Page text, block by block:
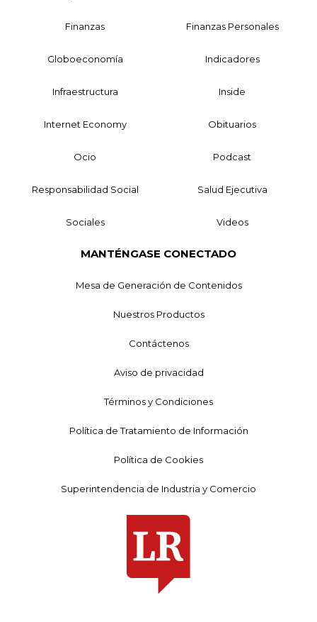
Finanzas Finanzas Personales
Globoeconomía Indicadores
Infraestructura Inside
Internet Economy Obituarios
Ocio Podcast
Responsabilidad Social Salud Ejecutiva
Sociales Videos
MANTÉNGASE CONECTADO
Mesa de Generación de Contenidos
Nuestros Productos
Contáctenos
Aviso de privacidad
Términos y Condiciones
Política de Tratamiento de Información
Política de Cookies
Superintendencia de Industria y Comercio